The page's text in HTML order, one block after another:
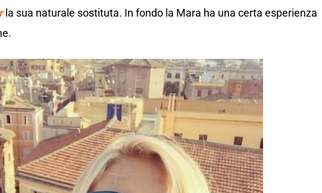
la sua naturale sostituta. In fondo la Mara ha una certa esperienza